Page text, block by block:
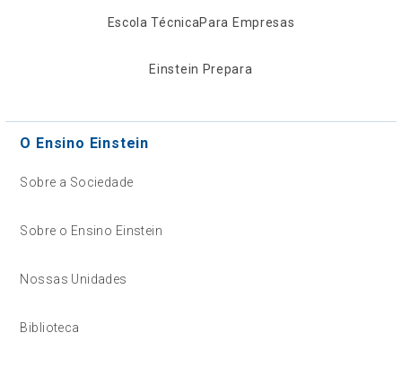
Escola TécnicaPara Empresas
Einstein Prepara
O Ensino Einstein
Sobre a Sociedade
Sobre o Ensino Einstein
Nossas Unidades
Biblioteca